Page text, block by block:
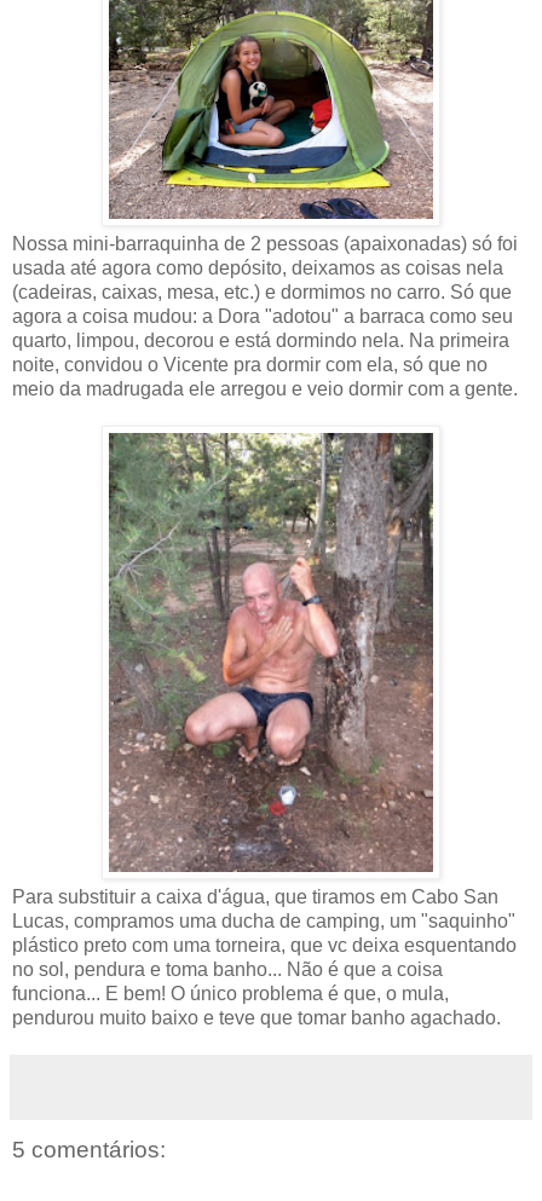
Nossa mini-barraquinha de 2 pessoas (apaixonadas) só foi
usada até agora como depósito, deixamos as coisas nela
(cadeiras, caixas, mesa, etc.) e dormimos no carro. Só que
agora a coisa mudou: a Dora "adotou" a barraca como seu
quarto, limpou, decorou e está dormindo nela. Na primeira
noite, convidou o Vicente pra dormir com ela, só que no
meio da madrugada ele arregou e veio dormir com a gente.
Para substituir a caixa d'água, que tiramos em Cabo San
Lucas, compramos uma ducha de camping, um "saquinho"
plástico preto com uma torneira, que vc deixa esquentando
no sol, pendura e toma banho... Não é que a coisa
funciona... E bem! O único problema é que, o mula,
pendurou muito baixo e teve que tomar banho agachado.
5 comentários: